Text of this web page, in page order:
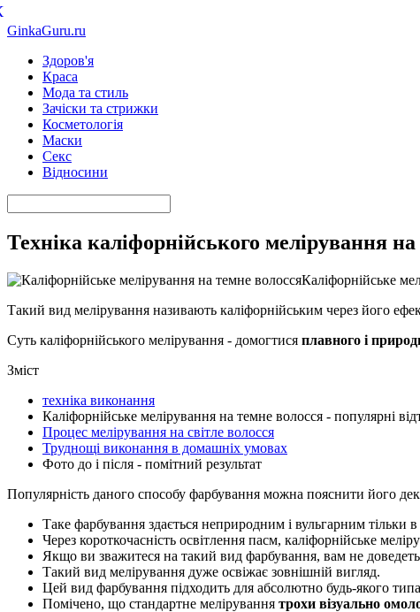
GinkaGuru.ru
Здоров'я
Краса
Мода та стиль
Зачіски та стрижки
Косметологія
Маски
Секс
Відносини
Техніка каліфорнійського мелірування
Каліфорнійське
Такий вид мелірування називають каліфорнійським через його
Суть каліфорнійського мелірування - домогтися плавного і
Зміст
техніка виконання
Каліфорнійське мелірування на темне волосся - популярні
Процес мелірування на світле волосся
Труднощі виконання в домашніх умовах
Фото до і після - помітний результат
Популярність даного способу фарбування можна пояснити його
Таке фарбування здається неприродним і вульгарним
Через короткочасність освітлення пасм, каліфорнійське
Якщо ви зважитеся на такий вид фарбування, вам не
Такий вид мелірування дуже освіжає зовнішній вигляд.
Цей вид фарбування підходить для абсолютно будь-якого
Помічено, що стандартне мелірування трохи візуально